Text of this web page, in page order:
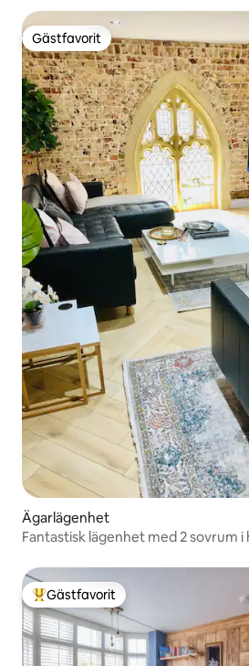
Gästfavorit
Gästfavorit
Ägarlägenhet
Fantastisk lägenhet med 2 sovrum
Populär gästfavorit
Gästfavorit